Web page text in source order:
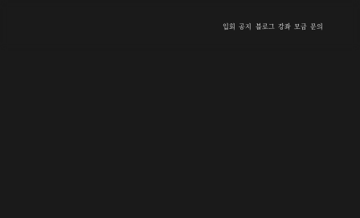
입회 공지 블로그 강좌 모금 문의